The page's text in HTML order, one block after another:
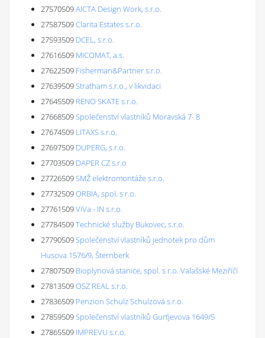
27570509AICTA Design Work, s.r.o.
27587509Clarita Estates s.r.o.
27593509 DCEL, s.r.o.
27616509 MICOMAT, a.s.
27622509 Fisherman&Partner s.r.o.
27639509Stratham s.r.o., v likvidaci
27645509 RENO SKATE s.r.o.
27668509Společenství vlastníků Moravská 7- 8
27674509 LITAXS s.r.o.
27697509 DUPERG, s.r.o.
27703509 DAPER CZ s.r.o
27726509SMŽ elektromontáže s.r.o.
27732509ORBIA, spol. s r.o.
27761509ViVa - IN s.r.o.
27784509Technické služby Bukovec, s.r.o.
27790509Společenství vlastníků jednotek pro dům
Husova 1576/9, Šternberk
27807509 Bioplynová stanice, spol. s r.o. Valašské Meziříčí
27813509OSZ REAL s.r.o.
27836509 Penzion Schulz Schulzová s.r.o.
27859509Společenství vlastníků Gurťjevova 1649/5
27865509 IMPREVU s.r.o.